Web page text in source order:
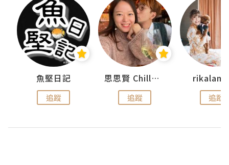
魚堅日記
追蹤
思思賢 ChillMyBabe
追蹤 追蹤